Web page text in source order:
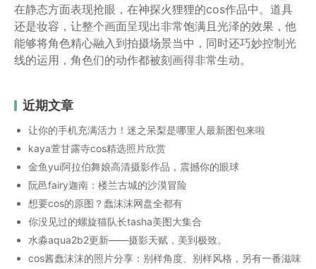
在静态方面表现抢眼，在神探火狸狸的cos作品中。道具
还是妆容，让整个画面呈现出非常饱满且光泽的效果，他
能够将角色精心融入到拍摄场景当中，同时还巧妙控制光
线的运用，角色们的动作都被刻画得非常生动。
近期文章
让你的手机充满活力！迷之呆梨是哪里人最新图包来啦
kaya萱甘露寺cos精选照片欣赏
金鱼yui阿拉伯舞娘高清摄影作品，震撼你的眼球
阮邑fairy迦南：楼兰古城的沙漠冒险
想要cos的原图？蠢沫沫网盘全都有
你没见过的螺旋猫队长tasha美图大集合
水淼aqua2b2更新——摄影天赋，美到极致。
cos酱蠢沫沫的照片分享：别样角度、别样风格，另有一番滋味